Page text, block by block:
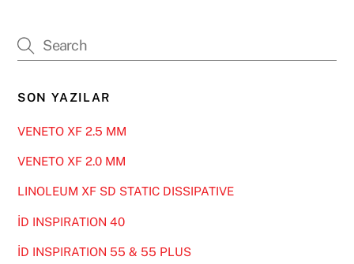
SON YAZILAR
VENETO XF 2.5 MM
VENETO XF 2.0 MM
LINOLEUM XF SD STATIC DISSIPATIVE
İD INSPIRATION 40
İD INSPIRATION 55 & 55 PLUS